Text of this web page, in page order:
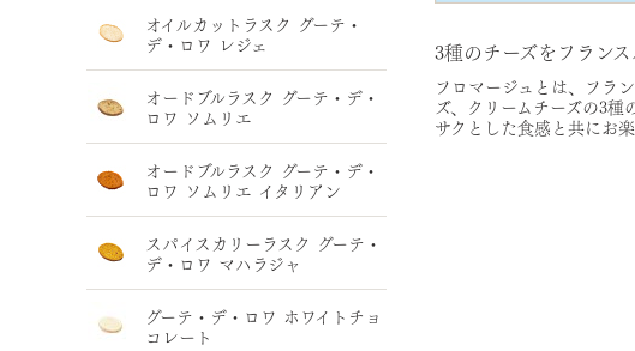
オイルカットラスク グーテ・
デ・ロワ レジェ
オードブルラスク グーテ・デ・
ロワ ソムリエ
オードブルラスク グーテ・デ・
ロワ ソムリエ イタリアン
スパイスカリーラスク グーテ・
デ・ロワ マハラジャ
グーテ・デ・ロワ ホワイトチョ
コレート
3種のチーズをフラン
フロマージュとは、フラ
ズ、クリームチーズの3
サクとした食感と共にお